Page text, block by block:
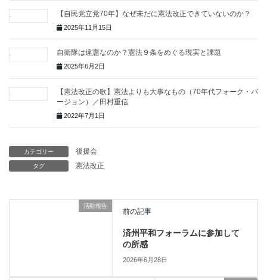
【自民党立党70年】なぜ未だに憲法改正できていないのか？
2025年11月15日
自衛隊は違憲なのか？憲法９条をめぐる現実と課題
2025年6月2日
【憲法改正の歌】憲法よりも大事なもの（70年代フォーク・バ
ージョン）／田村重信
2022年7月1日
カテゴリー 後援会
タグ 憲法改正
活動報告
前の記事
済州平和フォーラムに参加して
の所感
2026年6月28日